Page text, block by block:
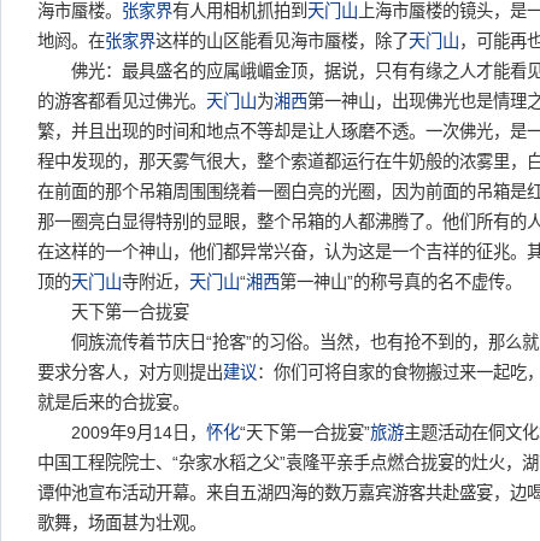
海市蜃楼。 张家界有人用相机抓拍到 天门山 上海市蜃楼的镜头，是
地阏。在张家界这样的山区能看见海市蜃楼，除了天门山，可能再
佛光：最具盛名的应属峨嵋金顶，据说，只有有缘之人才能看
的游客都看见过佛光。 天门山为湘西第一神山，出现佛光也是情理
繁，并且出现的时间和地点不等却是让人琢磨不透。一次佛光，是
程中发现的，那天雾气很大，整个索道都运行在牛奶般的浓雾里，
在前面的那个吊箱周围围绕着一圈白亮的光圈，因为前面的吊箱是
那一圈亮白显得特别的显眼，整个吊箱的人都沸腾了。他们所有的
在这样的一个神山，他们都异常兴奋，认为这是一个吉祥的征兆。
顶的天门山寺附近， 天门山“湘西第一神山”的称号真的名不虚传。
天下第一合拢宴
侗族流传着节庆日“抢客”的习俗。当然，也有抢不到的，那么
要求分客人，对方则提出建议：你们可将自家的食物搬过来一起吃
就是后来的合拢宴。
2009年9月14日， 怀化“天下第一合拢宴”旅游主题活动在侗文
中国工程院院士、“杂家水稻之父”袁隆平亲手点燃合拢宴的灶火，
谭仲池宣布活动开幕。来自五湖四海的数万嘉宾游客共赴盛宴，边
歌舞，场面甚为壮观。